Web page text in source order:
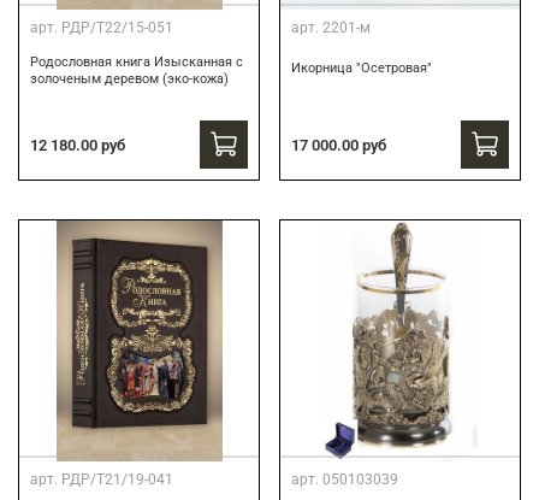
арт. РДР/Т22/15-051
Родословная книга Изысканная с
золоченым деревом (эко-кожа)
12 180.00 руб
арт. 2201-м
Икорница "Осетровая"
17 000.00 руб
арт. РДР/Т21/19-041 арт. 050103039